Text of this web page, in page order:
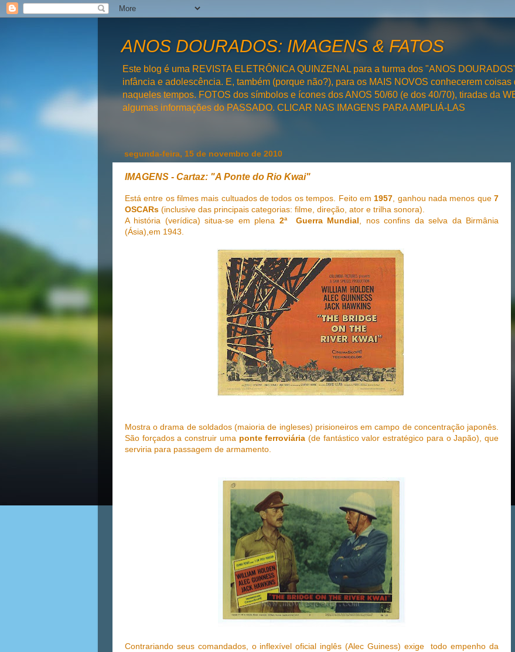
ANOS DOURADOS: IMAGENS & FATOS
Este blog é uma REVISTA ELETRÔNICA QUINZENAL para a turma dos "ANOS
infância e adolescência. E, também (porque não?), para os MAIS NOVOS conhecerem
naqueles tempos. FOTOS dos símbolos e ícones dos ANOS 50/60 (e dos 40/70), tiradas da
algumas informações do PASSADO. CLICAR NAS IMAGENS PARA AMPLIÁ-LAS
segunda-feira, 15 de novembro de 2010
IMAGENS - Cartaz: "A Ponte do Rio Kwai"
Está entre os filmes mais cultuados de todos os tempos. Feito em1957, ganhou nada menos que7
OSCARs (inclusive das principais categorias: filme, direção, ator e trilha sonora).
A história (verídica) situa-se em plena 2ª Guerra Mundial, nos confins da selva da Birmânia
(Ásia),em 1943.
Mostra o drama de soldados (maioria de ingleses) prisioneiros em campo de concentração japonês.
São forçados a construir uma ponte ferroviária (de fantástico valor estratégico para o Japão), que
serviria para passagem de armamento.
Contrariando seus comandados, o inflexível oficial inglês (Alec Guiness) exige todo empenho da